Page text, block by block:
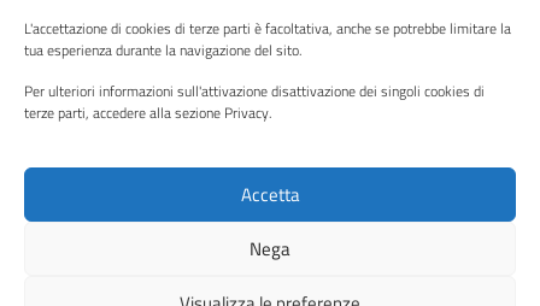
L'accettazione di cookies di terze parti è facoltativa, anche se potrebbe limitare la
tua esperienza durante la navigazione del sito.
Per ulteriori informazioni sull'attivazione disattivazione dei singoli cookies di
terze parti, accedere alla sezione Privacy.
Accetta
Nega
Piano di miglioramento del sito
Instagram